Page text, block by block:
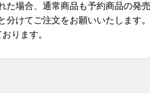
場合、通常商品も予約商品の発
けてご注文をお願いいたします。
ります。